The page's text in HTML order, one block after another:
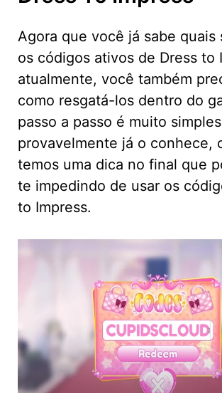
Agora que você já sabe quais
os códigos ativos de Dress to
atualmente, você também
como resgatá-los dentro do
passo a passo é muito
provavelmente já o conhece,
temos uma dica no final que
te impedindo de usar os
to Impress.